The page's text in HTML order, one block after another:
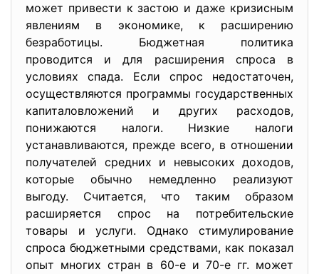
может привести к застою и даже кризисным
явлениям в экономике, к расширению
безработицы. Бюджетная политика
проводится и для расширения спроса в
условиях спада. Если спрос недостаточен,
осуществляются программы государственных
капиталовложений и других расходов,
понижаются налоги. Низкие налоги
устанавливаются, прежде всего, в отношении
получателей средних и невысоких доходов,
которые обычно немедленно реализуют
выгоду. Считается, что таким образом
расширяется спрос на потребительские
товары и услуги. Однако стимулирование
спроса бюджетными средствами, как показал
опыт многих стран в 60-е и 70-е гг. может